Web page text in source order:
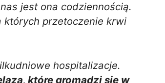
jest ona codziennością.
których przetoczenie krwi
hospitalizacje.
które gromadzi się w